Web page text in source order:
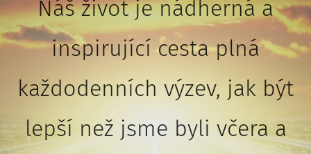
Náš život je nádherná a
inspirující cesta plná
každodenních výzev, jak být
lepší než jsme byli včera a